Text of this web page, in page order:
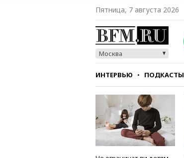
Пятница, 7 августа 2026
Москва
ИНТЕРВЬЮ ПОДКАСТЫ
СТИЛЬ ТЕСТЫ